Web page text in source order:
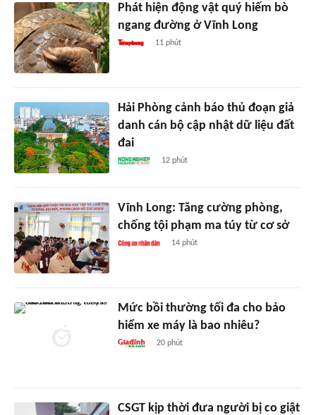
Phát hiện động vật quý hiếm bò
ngang đường ở Vĩnh Long
11 phút
Hải Phòng cảnh báo thủ đoạn giả
danh cán bộ cập nhật dữ liệu đất
đai
12 phút
Vĩnh Long: Tăng cường phòng,
chống tội phạm ma túy từ cơ sở
14 phút
Mức bồi thường tối đa cho bảo
hiểm xe máy là bao nhiêu?
20 phút
CSGT kịp thời đưa người bị co giật